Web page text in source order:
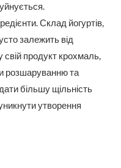
Склад йогуртів,
залежить від
свій продукт крохмаль,
розшаруванню та
більшу щільність
утворення